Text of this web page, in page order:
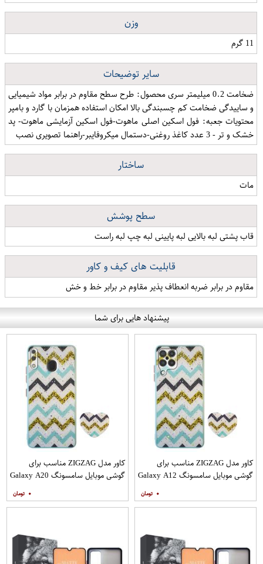
وزن
11 گرم
سایر توضیحات
ضخامت 0.2 میلیمتر سری محصول: طرح سطح مقاوم در برابر مواد شیمیایی
و ساییدگی ضخامت کم چسبندگی بالا امكان استفاده همزمان با گارد و بامپر
محتویات جعبه: فول اسکین اصلی ماهوت-فول اسکین آزمایشی ماهوت- پد
خشک و تر - 3 عدد کاغذ روغنی-دستمال میکروفایبر-راهنما تصویری نصب
ساختار
مات
سطح پوشش
قاب پشتی لبه بالایی لبه پایینی لبه چپ لبه راست
قابلیت های کیف و کاور
مقاوم در برابر ضربه انعطاف پذیر مقاوم در برابر خط و خش
پیشنهاد هایی برای شما
کاور مدل ZIGZAG مناسب برای
گوشی موبایل سامسونگ Galaxy A12
۰
کاور مدل ZIGZAG مناسب برای
گوشی موبایل سامسونگ Galaxy A20
۰